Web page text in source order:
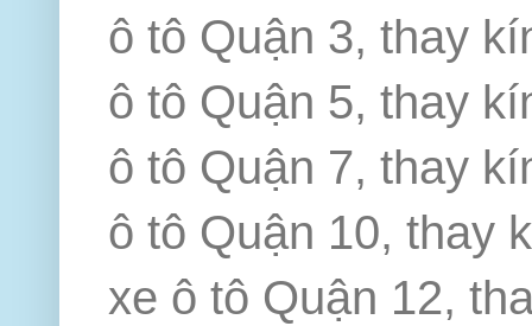
ô tô Quận 3, thay
ô tô Quận 5, thay
ô tô Quận 7, thay
ô tô Quận 10, thay
xe ô tô Quận 12,